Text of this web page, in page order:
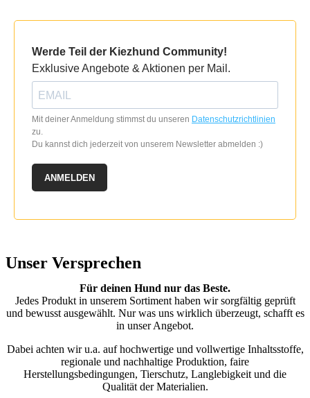
Werde Teil der Kiezhund Community!
Exklusive Angebote & Aktionen per Mail.
Mit deiner Anmeldung stimmst du unseren Datenschutzrichtlinien
zu.
Du kannst dich jederzeit von unserem Newsletter abmelden :)
ANMELDEN
Unser Versprechen
Für deinen Hund nur das Beste.
Jedes Produkt in unserem Sortiment haben wir sorgfältig geprüft
und bewusst ausgewählt. Nur was uns wirklich überzeugt, schafft es
in unser Angebot.
Dabei achten wir u.a. auf hochwertige und vollwertige Inhaltsstoffe,
regionale und nachhaltige Produktion, faire
Herstellungsbedingungen, Tierschutz, Langlebigkeit und die
Qualität der Materialien.